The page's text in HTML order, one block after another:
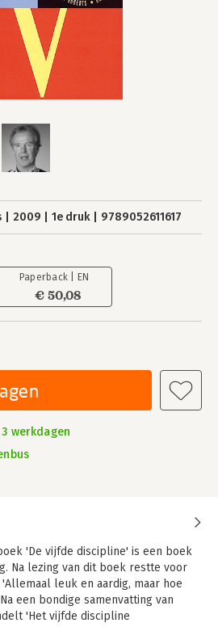
2009 1e druk 9789052611617
Paperback | EN
€ 50,08
werkdagen
'De vijfde discipline' is een boek
Na lezing van dit boek restte voor
leuk en aardig, maar hoe
een bondige samenvatting van
'Het vijfde discipline